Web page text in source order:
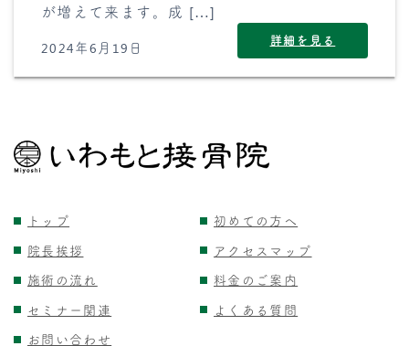
が増えて来ます。成 […]
2024年6月19日 詳細を見る
トップ
初めての方へ
院長挨拶
アクセスマップ
施術の流れ
料金のご案内
セミナー関連
よくある質問
お問い合わせ